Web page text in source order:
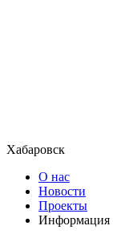
Хабаровск
О нас
Новости
Проекты
Информация